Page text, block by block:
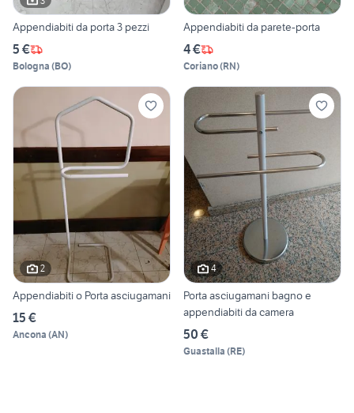
Appendiabiti da porta 3 pezzi
5 €
Bologna (BO)
Appendiabiti da parete-porta
4 €
Coriano(RN)
2
Appendiabiti o Porta asciugamani
15 €
Ancona (AN)
4
Porta asciugamani bagno e
appendiabiti da camera
50 €
Guastalla (RE)